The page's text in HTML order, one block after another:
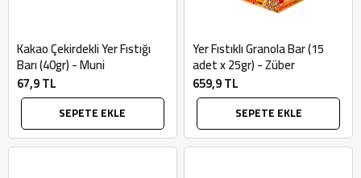
Kakao Çekirdekli Yer Fıstığı
Barı (40gr) - Muni
67,9 TL
SEPETE EKLE
Yer Fıstıklı Granola Bar (15
adet x 25gr) - Züber
659,9 TL
SEPETE EKLE